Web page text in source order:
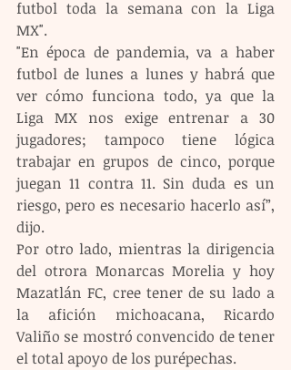
futbol toda la semana con la Liga
MX".
"En época de pandemia, va a haber
futbol de lunes a lunes y habrá que
ver cómo funciona todo, ya que la
Liga MX nos exige entrenar a 30
jugadores; tampoco tiene lógica
trabajar en grupos de cinco, porque
juegan 11 contra 11. Sin duda es un
riesgo, pero es necesario hacerlo así”,
dijo.
Por otro lado, mientras la dirigencia
del otrora Monarcas Morelia y hoy
Mazatlán FC, cree tener de su lado a
la afición michoacana, Ricardo
Valiño se mostró convencido de tener
el total apoyo de los purépechas.